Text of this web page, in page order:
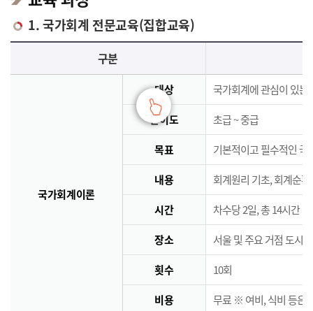
1. 국가회계 전문교육(집합교육)
국가회계 전문교육(집합교육)에 대한 안내 표로 국가회계이론, 국가회계실무, 재무결산실무로 구분되며 이에 해당하는 내용으로 구성되어 있습니다.
구분
국가회계이론
대상 국가회계에 관심이 있는
난이도 초급 ~ 중급
목표 기본적이고 필수적인 국
내용 회계원리 기초, 회계순
시간 차수당 2일, 총 14시간
장소 서울 및 주요 거점 도시
횟수 10회
비용 무료 ※ 여비, 식비 등은